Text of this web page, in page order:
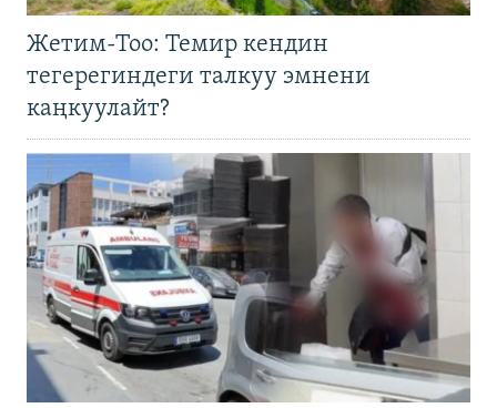
Жетим-Тоо: Темир кендин
тегерегиндеги талкуу эмнени
каңкуулайт?